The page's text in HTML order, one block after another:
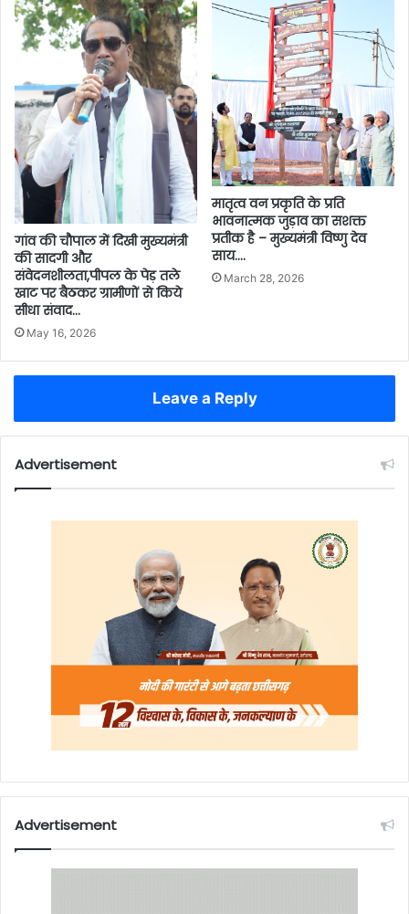
गांव की चौपाल में दिखी मुख्यमंत्री
की सादगी और
संवेदनशीलता,पीपल के पेड़ तले
खाट पर बैठकर ग्रामीणों से किये
सीधा संवाद…
May 16, 2026
मातृत्व वन प्रकृति के प्रति
भावनात्मक जुड़ाव का सशक्त
प्रतीक है – मुख्यमंत्री विष्णु देव
साय….
March 28, 2026
Leave a Reply
Advertisement
Advertisement